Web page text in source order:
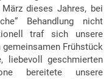
dieses Jahres, bei
Behandlung nicht
traf sich unsere
gemeinsamen Frühstück
liebevoll geschmierten
bereitete unsere